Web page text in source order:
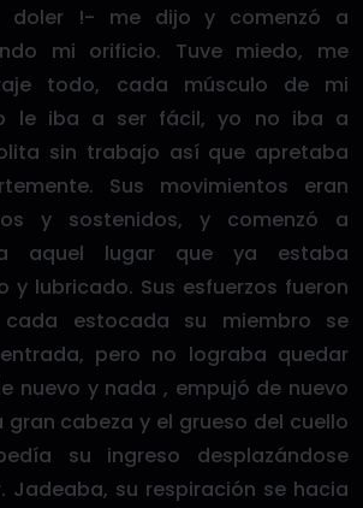
doler !- me dijo y comenzó a
mi orificio. Tuve miedo, me
todo, cada músculo de mi
le iba a ser fácil, yo no iba a
sin trabajo así que apretaba
Sus movimientos eran
y sostenidos, y comenzó a
aquel lugar que ya estaba
y lubricado. Sus esfuerzos fueron
estocada su miembro se
pero no lograba quedar
nuevo y nada , empujó de nuevo
gran cabeza y el grueso del cuello
su ingreso desplazándose
Jadeaba, su respiración se hacia